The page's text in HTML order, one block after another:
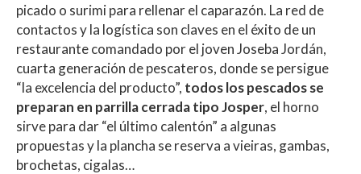
picado o surimi para rellenar el caparazón. La red de
contactos y la logística son claves en el éxito de un
restaurante comandado por el joven Joseba Jordán,
cuarta generación de pescateros, donde se persigue
“la excelencia del producto”, todos los pescados se
preparan en parrilla cerrada tipo Josper, el horno
sirve para dar “el último calentón” a algunas
propuestas y la plancha se reserva a vieiras, gambas,
brochetas, cigalas…